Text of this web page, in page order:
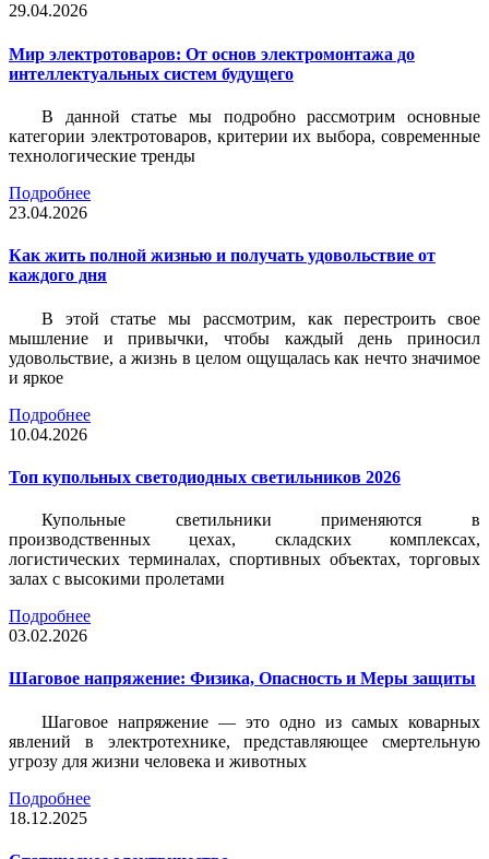
29.04.2026
Мир электротоваров: От основ электромонтажа до
интеллектуальных систем будущего
В данной статье мы подробно рассмотрим основные
категории электротоваров, критерии их выбора, современные
технологические тренды
Подробнее
23.04.2026
Как жить полной жизнью и получать удовольствие от
каждого дня
В этой статье мы рассмотрим, как перестроить свое
мышление и привычки, чтобы каждый день приносил
удовольствие, а жизнь в целом ощущалась как нечто значимое
и яркое
Подробнее
10.04.2026
Топ купольных светодиодных светильников 2026
Купольные светильники применяются в
производственных цехах, складских комплексах,
логистических терминалах, спортивных объектах, торговых
залах с высокими пролетами
Подробнее
03.02.2026
Шаговое напряжение: Физика, Опасность и Меры защиты
Шаговое напряжение — это одно из самых коварных
явлений в электротехнике, представляющее смертельную
угрозу для жизни человека и животных
Подробнее
18.12.2025